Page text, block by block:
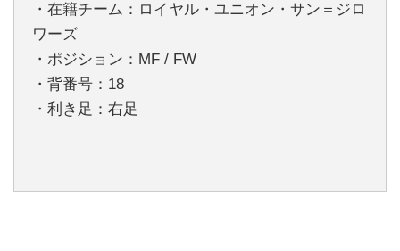
・在籍チーム：ロイヤル・ユニオン・サン＝ジロ
ワーズ
・ポジション：MF / FW
・背番号：18
・利き足：右足